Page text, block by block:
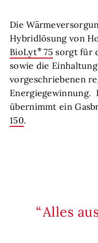
Die
Hybridlösung von
BioLyt
75 sorgt für
sowie die
vorgeschriebenen
Energiegewinnung.
übernimmt ein
150.
Alles